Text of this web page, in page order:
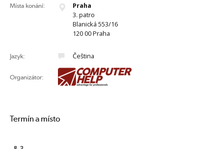
Místa konání:
Praha
3. patro
Blanická 553/16
120 00 Praha
Jazyk: Čeština
Organizátor:
Termín a místo